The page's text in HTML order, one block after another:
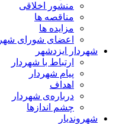
منشور اخلاقی
مناقصه ها
مزایده ها
اعضای شورای شهر
شهردار ایزدشهر
ارتباط با شهردار
پیام شهردار
اهداف
درباره‌ی شهردار
چشم اندازها
شهروندیار